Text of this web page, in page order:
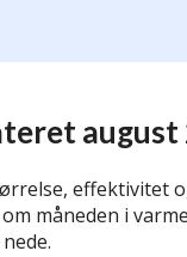
august
effektivitet
måneden i